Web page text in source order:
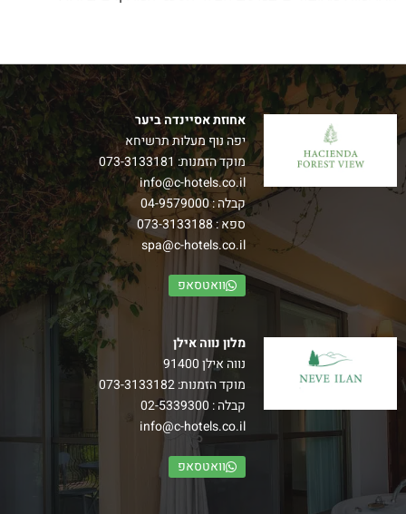
אחוזת אסיינדה ביער
יפה נוף מעלות תרשיחא
מוקד הזמנות: 073-3133181
info@c-hotels.co.il
קבלה :04-9579000
ספא :073-3133188
spa@c-hotels.co.il
וואטסאפ
מלון נווה אילן
נווה אילן 91400
מוקד הזמנות:073-3133182
קבלה : 02-5339300
info@c-hotels.co.il
וואטסאפ